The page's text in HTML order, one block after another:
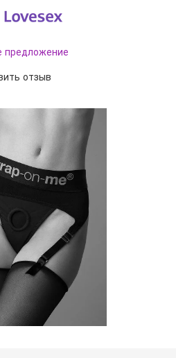
предложение
отзыв